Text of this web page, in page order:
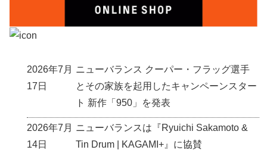
ニューバランス クーパー・フラッグ選手
とその家族を起用したキャンペーンスター
ト 新作「950」を発表
2026年7月
17日
ニューバランスは『Ryuichi Sakamoto &
Tin Drum | KAGAMI+』に協賛
2026年7月
14日